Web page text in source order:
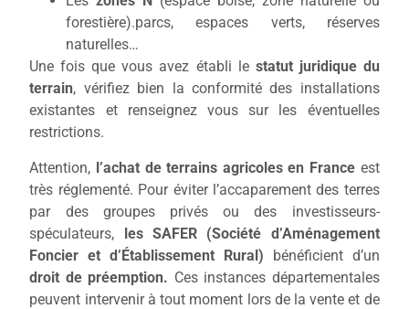
forestière).parcs, espaces verts, réserves
naturelles…
Une fois que vous avez établi le statut juridique du
terrain, vérifiez bien la conformité des installations
existantes et renseignez vous sur les éventuelles
restrictions.
Attention, l’achat de terrains agricoles en France est
très réglementé. Pour éviter l’accaparement des terres
par des groupes privés ou des investisseurs-
spéculateurs, les SAFER (Société d’Aménagement
Foncier et d’Établissement Rural) bénéficient d’un
droit de préemption. Ces instances départementales
peuvent intervenir à tout moment lors de la vente et de